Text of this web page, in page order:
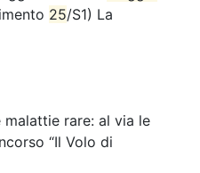
25/S1) La
malattie rare: al via le
“Il Volo di